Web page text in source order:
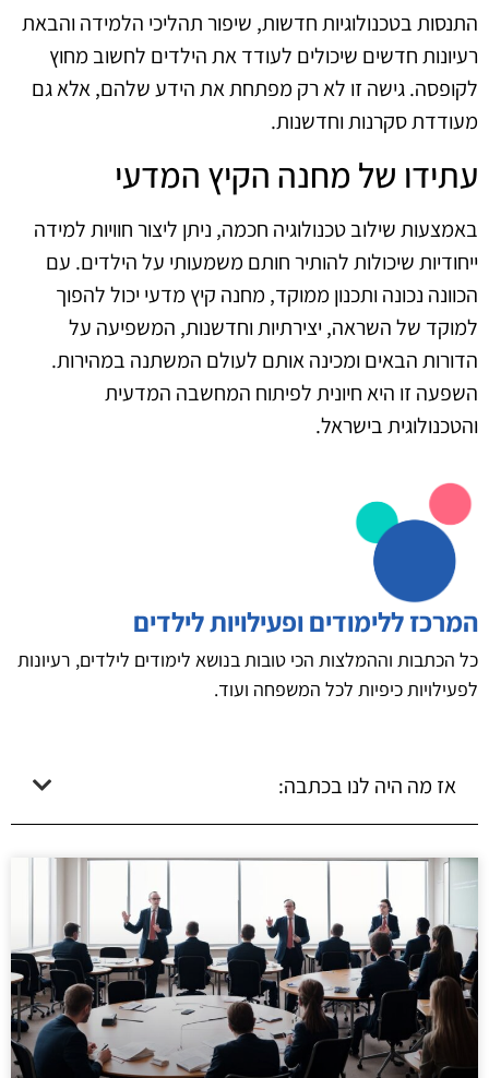
התנסות בטכנולוגיות חדשות, שיפור תהליכי הלמידה והבאת
רעיונות חדשים שיכולים לעודד את הילדים לחשוב מחוץ
לקופסה. גישה זו לא רק מפתחת את הידע שלהם, אלא גם
מעודדת סקרנות וחדשנות.
עתידו של מחנה הקיץ המדעי
באמצעות שילוב טכנולוגיה חכמה, ניתן ליצור חוויות למידה
ייחודיות שיכולות להותיר חותם משמעותי על הילדים. עם
הכוונה נכונה ותכנון ממוקד, מחנה קיץ מדעי יכול להפוך
למוקד של השראה, יצירתיות וחדשנות, המשפיעה על
הדורות הבאים ומכינה אותם לעולם המשתנה במהירות.
השפעה זו היא חיונית לפיתוח המחשבה המדעית
והטכנולוגית בישראל.
המרכז ללימודים ופעילויות לילדים
כל הכתבות וההמלצות הכי טובות בנושא לימודים לילדים, רעיונות
לפעילויות כיפיות לכל המשפחה ועוד.
אז מה היה לנו בכתבה: